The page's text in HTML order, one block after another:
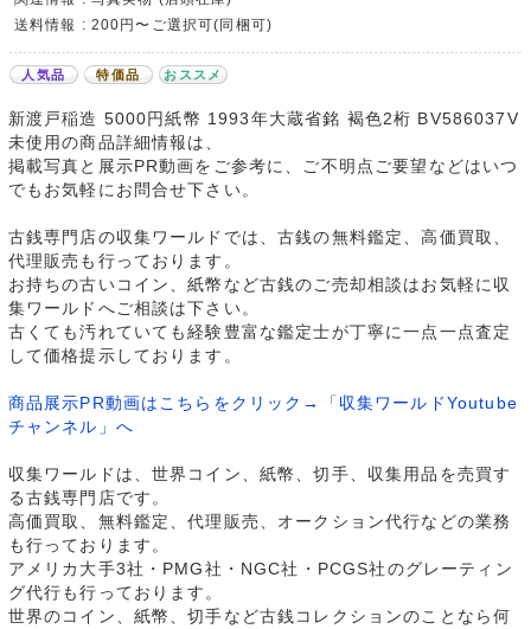
送料情報 : 200円〜ご選択可(同梱可)
人気品 特価品 おススメ
新渡戸稲造 5000円紙幣 1993年大蔵省銘 褐色2桁 BV586037V
未使用の商品詳細情報は、
掲載写真と展示PR動画をご参考に、ご不明点ご要望などはいつ
でもお気軽にお問合せ下さい。
古銭専門店の収集ワールドでは、古銭の無料鑑定、高価買取、
代理販売も行っております。
お持ちの古いコイン、紙幣など古銭のご売却相談はお気軽に収
集ワールドへご相談は下さい。
古くても汚れていても経験豊富な鑑定士が丁寧に一点一点査定
して価格提示しております。
商品展示PR動画はこちらをクリック→「収集ワールドYoutube
チャンネル」へ
収集ワールドは、世界コイン、紙幣、切手、収集用品を売買す
る古銭専門店です。
高価買取、無料鑑定、代理販売、オークション代行などの業務
も行っております。
アメリカ大手3社・PMG社・NGC社・PCGS社のグレーティン
グ代行も行っております。
世界のコイン、紙幣、切手など古銭コレクションのことなら何